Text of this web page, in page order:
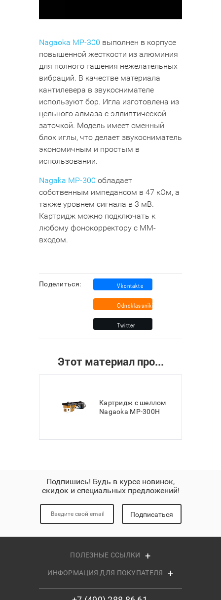
Nagaoka MP-300 выполнен в корпусе
повышенной жесткости из алюминия
для полного гашения нежелательных
вибраций. В качестве материала
кантилевера в звукоснимателе
используют бор. Игла изготовлена из
цельного алмаза с эллиптической
заточкой. Модель имеет сменный
блок иглы, что делает звукосниматель
экономичным и простым в
использовании.
Nagaka MP-300 обладает
собственным импедансом в 47 кОм, а
также уровнем сигнала в 3 мВ.
Картридж можно подключать к
любому фонокорректору с MM-
входом.
Поделиться:
Этот материал про...
Картридж с шеллом
Nagaoka MP-300H
Подпишись! Будь в курсе новинок,
скидок и специальных предложений!
Подписаться
ПОЛЕЗНЫЕ ССЫЛКИ
ИНФОРМАЦИЯ ДЛЯ ПОКУПАТЕЛЯ